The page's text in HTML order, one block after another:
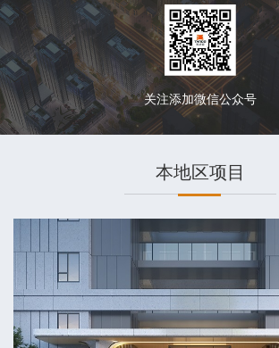
关注添加微信公众号
本地区项目